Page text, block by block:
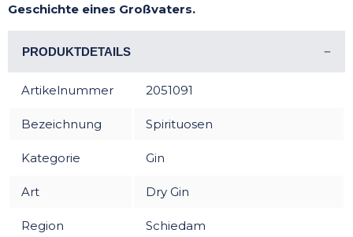
Geschichte eines Großvaters.
PRODUKTDETAILS
Artikelnummer 2051091
Bezeichnung Spirituosen
Kategorie Gin
Art Dry Gin
Region Schiedam